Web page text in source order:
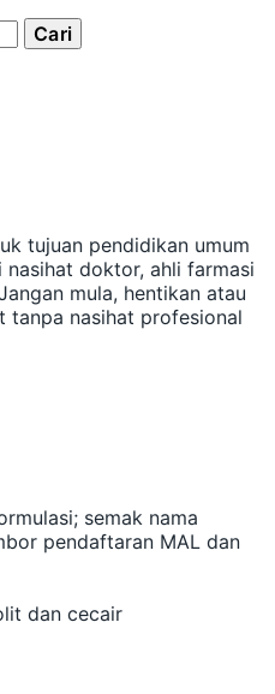
tujuan pendidikan umum
nasihat doktor, ahli farmasi
mula, hentikan atau
tanpa nasihat profesional
semak nama
pendaftaran MAL dan
dan cecair